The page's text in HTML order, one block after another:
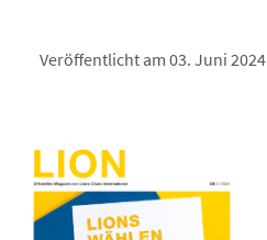
Veröffentlicht am 03. Juni 2024